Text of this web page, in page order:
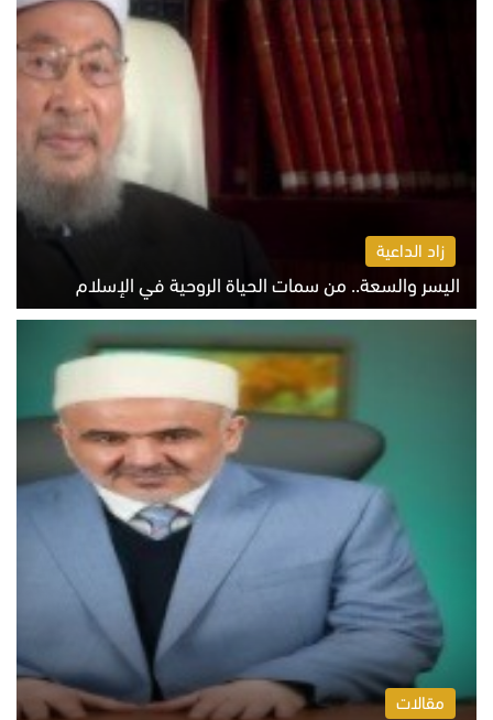
زاد الداعية
اليسر والسعة.. من سمات الحياة الروحية في الإسلام
الثلاثاء 4 أغسطس 2026 12:56 م
مقالات